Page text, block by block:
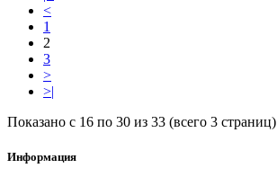
<
1
2
3
>
>|
Показано с 16 по 30 из 33 (всего 3 страниц)
Информация